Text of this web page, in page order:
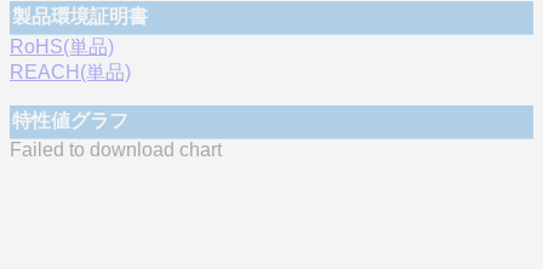
製品環境証明書
RoHS(単品)
REACH(単品)
特性値グラフ
Failed to download chart